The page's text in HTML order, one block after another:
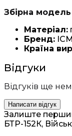
Збірна модель
Матеріал:
Бренд: ICM
Країна
Відгуки
Відгуків ще
Написати відгук
Залиште
БТР-152К,